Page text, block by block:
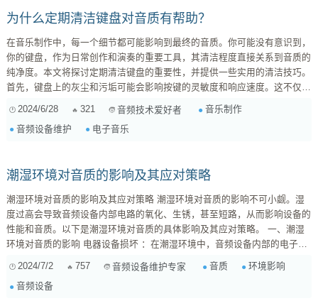
为什么定期清洁键盘对音质有帮助？
在音乐制作中，每一个细节都可能影响到最终的音质。你可能没有意识到，
你的键盘，作为日常创作和演奏的重要工具，其清洁程度直接关系到音质的
纯净度。本文将探讨定期清洁键盘的重要性，并提供一些实用的清洁技巧。
首先，键盘上的灰尘和污垢可能会影响按键的灵敏度和响应速度。这不仅会
影响演奏的流畅性，还可能导致音频信号的失真。特别是在电子音乐制作
中，键盘的每一个细微动作都会被转换成电子信号，任何不稳定的信号都可
能被放大，从而影响最终的音乐作品。 其次，键盘内部的灰尘积累可能会
2024/6/28 321 音频技术爱好者
音乐制作
音频设备维护
电子音乐
潮湿环境对音质的影响及其应对策略
潮湿环境对音质的影响及其应对策略 潮湿环境对音质的影响不可小觑。湿
度过高会导致音频设备内部电路的氧化、生锈，甚至短路，从而影响设备的
性能和音质。以下是潮湿环境对音质的具体影响及其应对策略。 一、潮湿
环境对音质的影响 电器设备损坏 ：在潮湿环境中，音频设备内部的电子元
件容易受潮氧化，导致设备性能下降，音质变差。例如，电容器受潮后可能
会出现漏电现象，影响音频信号的传输。 音箱单元损坏 ：音箱中的振膜和
悬边材料对湿度非常敏感，受潮...
2024/7/2 757 音频设备维护专家 音质
环境影响
音频设备